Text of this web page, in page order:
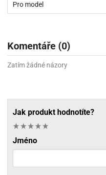
Pro model
Komentáře (0)
Zatím žádné názory
Jak produkt hodnotíte?
Jméno